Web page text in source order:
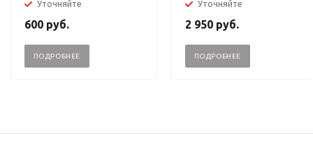
Уточняйте
600 руб.
ПОДРОБНЕЕ
Уточняйте
2 950 руб.
ПОДРОБНЕЕ